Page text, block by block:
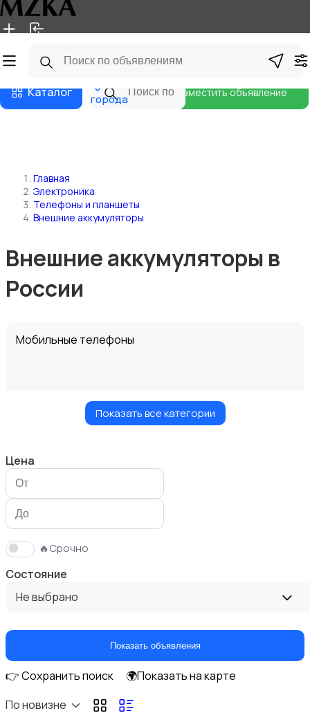
Главная Магазины
Каталог
города
Разместить объявление
Главная
Электроника
Телефоны и планшеты
Внешние аккумуляторы
Внешние аккумуляторы в
России
Мобильные телефоны
Умные часы и браслеты
Стационарные телефоны
Показать все категории
Цена
🔥Срочно
Состояние
Не выбрано
Показать объявления
👉 Сохранить поиск
🌍Показать на карте
По новизне